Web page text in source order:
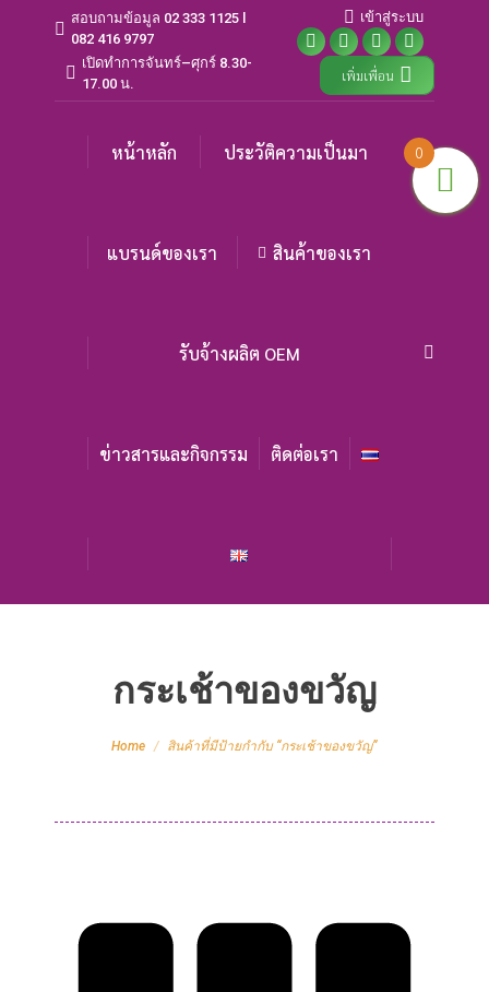
สอบถามข้อมูล 02 333 1125 l
082 416 9797
เปิดทำการจันทร์–ศุกร์ 8.30-
17.00 น.
เข้าสู่ระบบ
Facebook
page
new
X
page
new
Instagram
page
new
window
YouTube
page
in
new
window
เพิ่มเพื่อน
หน้าหลัก ประวัติความเป็นมา
แบรนด์ของเรา สินค้าของเรา
รับจ้างผลิต OEM
ข่าวสารและกิจกรรม ติดต่อเรา
Search:
กระเช้าของขวัญ
Home สินค้าที่มีป้ายกำกับ “กระเช้าของขวัญ”
0